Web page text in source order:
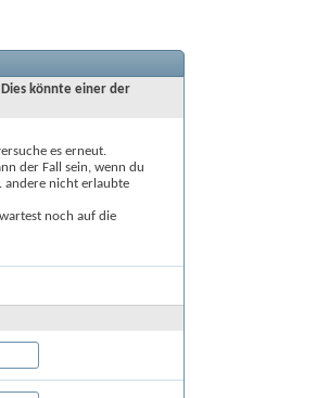
könnte einer der
es erneut.
der Fall sein, wenn du
andere nicht erlaubte
noch auf die